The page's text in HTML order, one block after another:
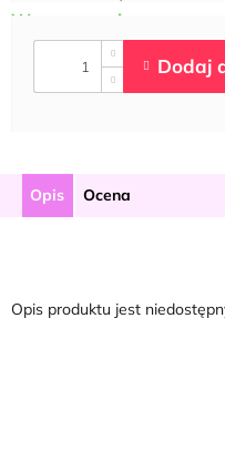
Opis Ocena
Opis produktu jest